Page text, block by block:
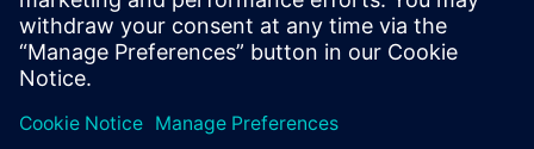
Veloce proFPGA 原型製作平台明確設計為 Veloce
Strato 及 Veloce Primo 平台的補強工具，因此可以輕
而易舉地針對任何 Veloce 系統方便地編譯硬體設計。